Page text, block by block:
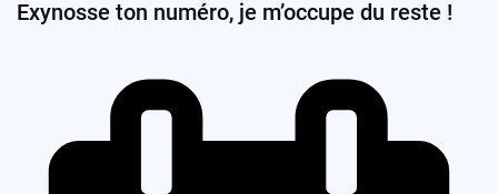
Exynosse ton numéro, je m’occupe du reste !